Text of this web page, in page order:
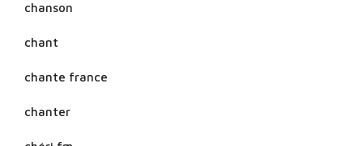
chanson
chant
chante france
chanter